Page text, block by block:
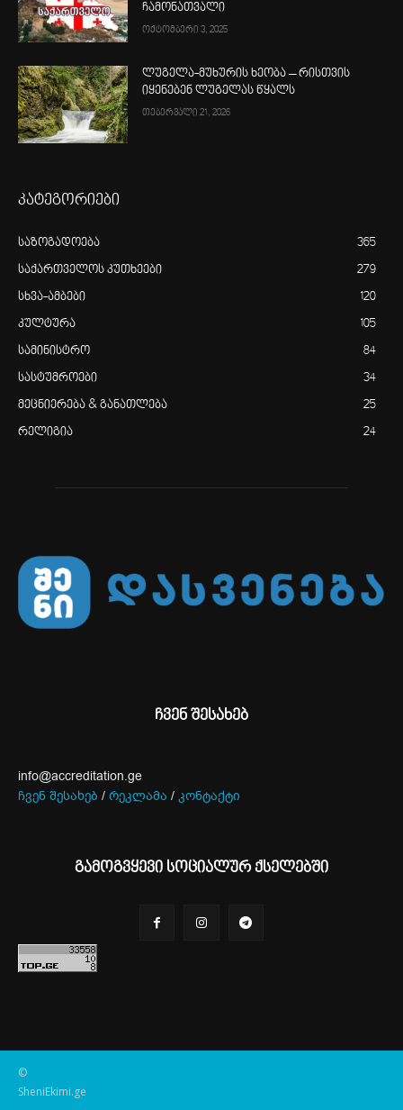
ჩამონათვალი
ოქტომბერი 3, 2025
ლუგელა-მუხურის ხეობა – რისთვის
იყენებენ ლუგელას წყალს
თებერვალი 21, 2026
კატეგორიები
საზოგადოება 365
საქართველოს კუთხეები 279
სხვა-ამბები 120
კულტურა 105
სამინისტრო 84
სასტუმროები 34
მეცნიერება & განათლება 25
რელიგია 24
ჩვენ შესახებ
info@accreditation.ge
ჩვენ შესახებ / რეკლამა / კონტაქტი
გამოგვყევი სოციალურ ქსელებში
©
SheniEkimi.ge